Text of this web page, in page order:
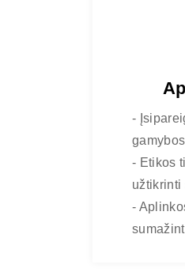
PRADŽIA
-
- Etikos
užtikrinti
-